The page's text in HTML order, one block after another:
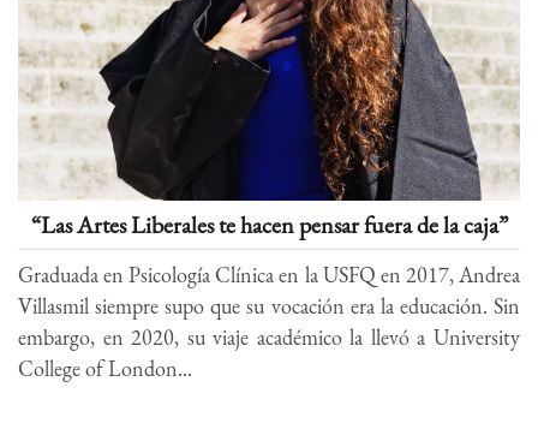
“Las Artes Liberales te hacen pensar fuera de la caja”
Graduada en Psicología Clínica en la USFQ en 2017, Andrea
Villasmil siempre supo que su vocación era la educación. Sin
embargo, en 2020, su viaje académico la llevó a University
College of London...